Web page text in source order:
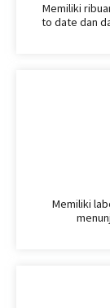
Memiliki
to date dan
Memiliki